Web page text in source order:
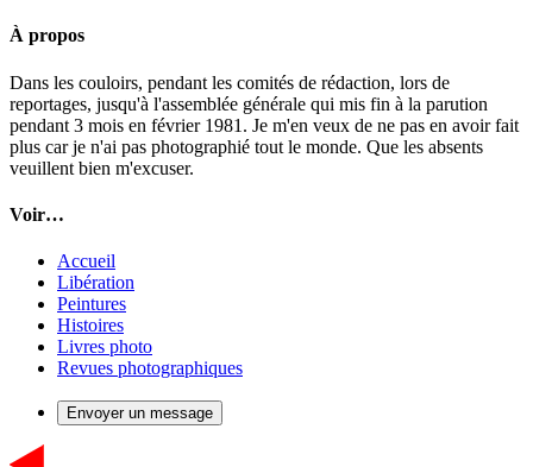
À propos
Dans les couloirs, pendant les comités de rédaction, lors de
reportages, jusqu'à l'assemblée générale qui mis fin à la parution
pendant 3 mois en février 1981. Je m'en veux de ne pas en avoir fait
plus car je n'ai pas photographié tout le monde. Que les absents
veuillent bien m'excuser.
Voir…
Accueil
Libération
Peintures
Histoires
Livres photo
Revues photographiques
Envoyer un message